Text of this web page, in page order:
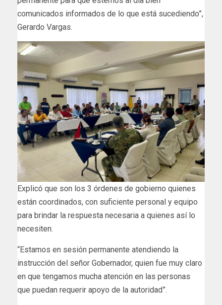
comunicados informados de lo que está sucediendo”,
Gerardo Vargas.
Explicó que son los 3 órdenes de gobierno quienes
están coordinados, con suficiente personal y equipo
para brindar la respuesta necesaria a quienes así lo
necesiten.
“Estamos en sesión permanente atendiendo la
instrucción del señor Gobernador, quien fue muy claro
en que tengamos mucha atención en las personas
que puedan requerir apoyo de la autoridad”.